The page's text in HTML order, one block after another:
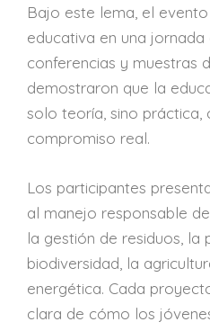
Bajo este lema, el
educativa en una
conferencias y muestras
demostraron que la
solo teoría, sino práctica,
compromiso real.
Los participantes
al manejo responsable
la gestión de residuos, la
biodiversidad, la
energética. Cada
clara de cómo los